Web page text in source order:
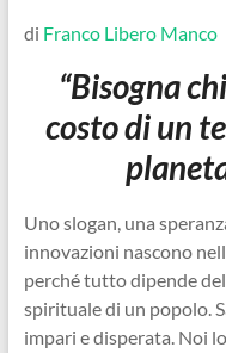
di Franco Libero Manco
“Bisogna
costo di un
Uno slogan, una
innovazioni nascono
perché tutto dipende
spirituale di un popolo.
impari e disperata. Noi